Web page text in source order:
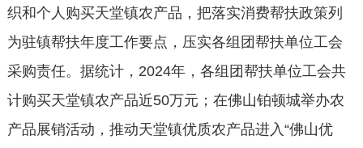
织和个人购买天堂镇农产品，把落实消费帮扶政策列
为驻镇帮扶年度工作要点，压实各组团帮扶单位工会
采购责任。据统计，2024年，各组团帮扶单位工会共
计购买天堂镇农产品近50万元；在佛山铂顿城举办农
产品展销活动，推动天堂镇优质农产品进入“佛山优